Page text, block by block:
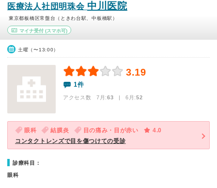
医療法人社団明珠会 中川医院
東京都板橋区常盤台（ときわ台駅、中板橋駅）
マイナ受付 (スマホ可)
土曜（〜13:00）
3.19
1件
アクセス数 7月:63 | 6月:52
眼科 結膜炎 目の痛み・目が赤い
4.0
コンタクトレンズで目を傷つけての受診
診療科目：
眼科